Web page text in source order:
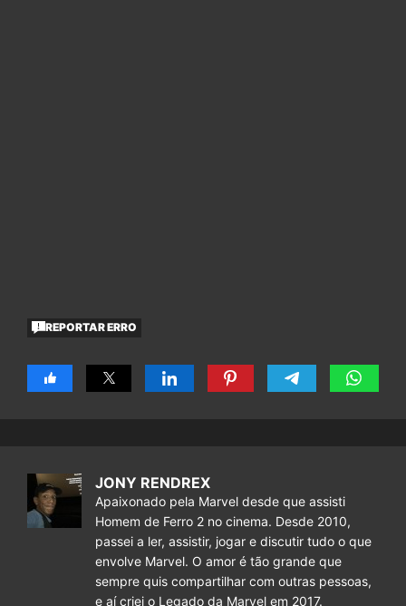
REPORTAR ERRO
JONY RENDREX
Apaixonado pela Marvel desde que assisti
Homem de Ferro 2 no cinema. Desde 2010,
passei a ler, assistir, jogar e discutir tudo o que
envolve Marvel. O amor é tão grande que
sempre quis compartilhar com outras pessoas,
e aí criei o Legado da Marvel em 2017.